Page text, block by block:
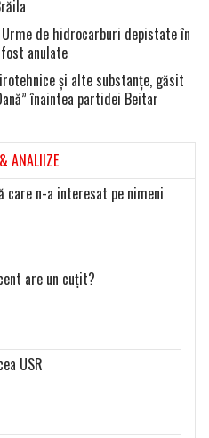
Urme de hidrocarburi depistate în
anulate
şi alte substanţe, găsit
înaintea partidei Beitar
ANALIIZE
care n-a interesat pe nimeni
are un cuțit?
USR